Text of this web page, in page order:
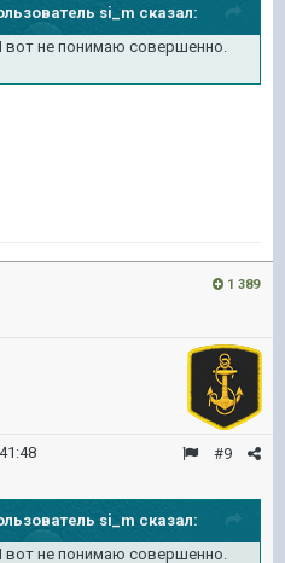
si_m сказал:
вот не понимаю совершенно.
1 389
#9
si_m сказал:
вот не понимаю совершенно.